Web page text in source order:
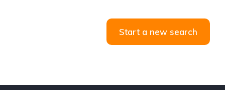
Start a new search